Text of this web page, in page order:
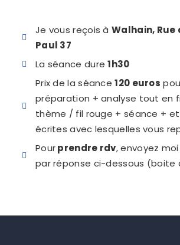
Je vous reçois àWalhain, Rue
Paul 37
La séance dure1h30
Prix de la séance120 euros
préparation + analyse tout en
thème / fil rouge + séance +
écrites avec lesquelles vous
Pourprendre rdv, envoyez
par réponse ci-dessous (boite